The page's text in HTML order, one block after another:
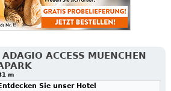
ACCESS MUENCHEN
m
Entdecken Sie unser Hotel